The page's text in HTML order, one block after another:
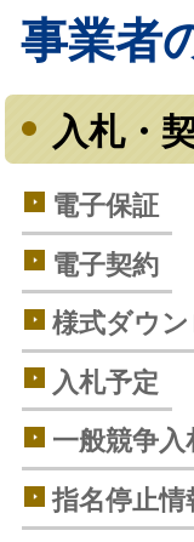
事業者
入札・
電子保証
電子契約
様式ダウン
入札予定
一般競争入
指名停止情